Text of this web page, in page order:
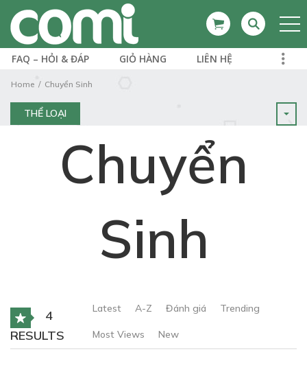
FAQ – HỎI & ĐÁP GIỎ HÀNG LIÊN HỆ
Home Chuyển Sinh
THỂ LOẠI
Chuyển
Sinh
4
RESULTS
Latest A-Z Đánh giá Trending
Most Views New